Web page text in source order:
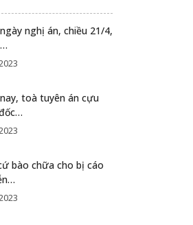
nghị án, chiều 21/4,
toà tuyên án cựu
bào chữa cho bị cáo